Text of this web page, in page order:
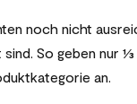
noch nicht
So geben nur
an.